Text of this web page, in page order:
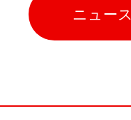
ニュー